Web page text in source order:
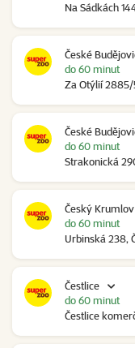
Na Sádkách
České
Za Otýlií 2885/
do 60 minut
České
Strakonická
do 60 minut
Český Krumlov
Urbinská 238,
do 60 minut
Čestlice
Čestlice
do 60 minut